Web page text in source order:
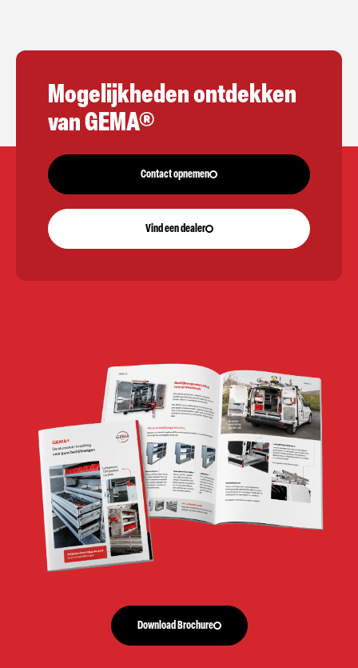
Mogelijkheden ontdekken
van GEMA®
Contact opnemen
Vind een dealer
Download Brochure